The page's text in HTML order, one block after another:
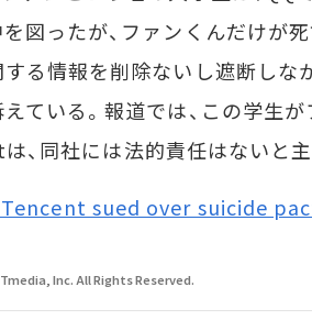
図ったが、ファンくんだけが
る情報を削除ないし遮断しな
ている。報道では、この学生
、同社には法的責任はないと主
Tencent sued over suicide
Inc. All Rights Reserved.